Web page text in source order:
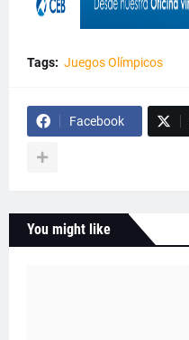
Tags: Juegos Olímpicos
Facebook
You might like